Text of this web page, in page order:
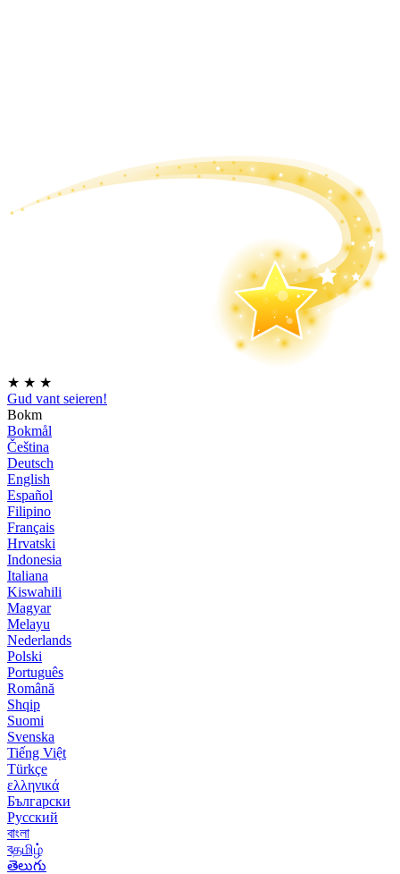
★ ★ ★
Gud vant seieren!
Bokm
Bokmål
Čeština
Deutsch
English
Español
Filipino
Français
Hrvatski
Indonesia
Italiana
Kiswahili
Magyar
Melayu
Nederlands
Polski
Português
Română
Shqip
Suomi
Svenska
Tiếng Việt
Türkçe
ελληνικά
Български
Русский
বাংলা
বதமிழ்
తెలుగు